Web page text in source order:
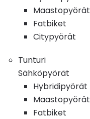
Maastopyörät
Fatbiket
Citypyörät
Tunturi
Sähköpyörät
Hybridipyörät
Maastopyörät
Fatbiket